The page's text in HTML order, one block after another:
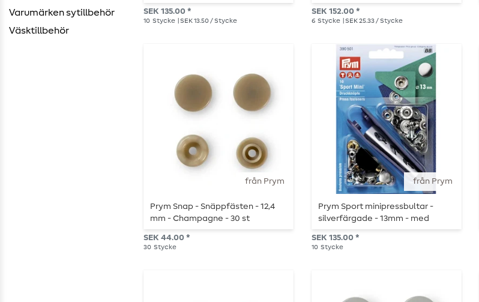
Varumärken sytillbehör
Väsktillbehör
SEK 135.00 *
10 Stycke | SEK 13.50 / Stycke
SEK 152.00 *
6 Stycke | SEK 25.33 / Stycke
från Prym
Prym Snap - Snäppfästen - 12,4
mm - Champagne - 30 st
SEK 44.00 *
30 Stycke
från Prym
Prym Sport minipressbultar -
silverfärgade - 13mm - med
verktyg och tillbehör - 10 st
SEK 135.00 *
10 Stycke